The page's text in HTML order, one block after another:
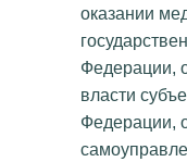
оказании
Федерации,
власти
Федерации,